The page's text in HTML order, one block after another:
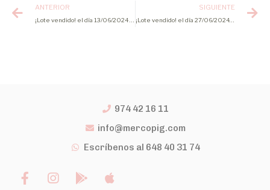
ANTERIOR SIGUIENTE
¡Lote vendido! el día 27/06/2024 de lechones
974 42 16 11
info@mercopig.com
Escríbenos al 648 40 31 74